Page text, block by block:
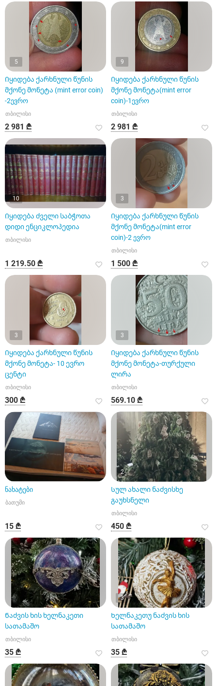
5
Იყიდება ქარხნული წუნის
მქონე მონეტა (mint error coin)
-2ევრო
თბილისი
2 981 ₾
9
Იყიდება ქარხნული წუნის
მქონე მონეტა(mint error
coin)-1ევრო
თბილისი
2 981 ₾
10
Იყიდება ძველი საბჭოთა
დიდი ენციკლოპედია
თბილისი
1 219.50 ₾
3
Იყიდება ქარხნული წუნის
მქონე მონეტა(mint error
coin)-2 ევრო
თბილისი
1 500 ₾
3
Იყიდება ქარხნული წუნის
მქონე მონეტა- 10 ევრო
ცენტი
თბილისი
300 ₾
3
Იყიდება ქარხნული წუნის
მქონე მონეტა-თურქული
ლირა
თბილისი
569.10 ₾
ნახატები
ბათუმი
15 ₾
2
Სულ ახალი ნაძვისხე
გაუხსნელი
თბილისი
450 ₾
Ნაძვის ხის ხელნაკეთი
სათამაშო
თბილისი
35 ₾
3
Ხელნაკეთუ ნაძვის ხის
სათამაშო
თბილისი
35 ₾